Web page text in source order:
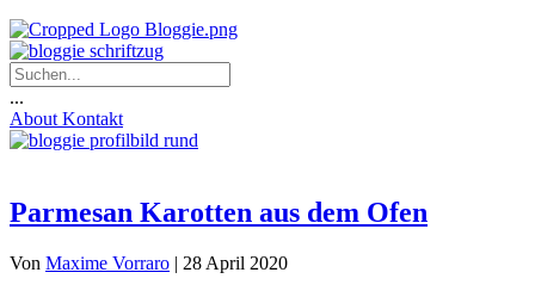
...
About Kontakt
Parmesan Karotten aus dem Ofen
Von Maxime Vorraro | 28 April 2020